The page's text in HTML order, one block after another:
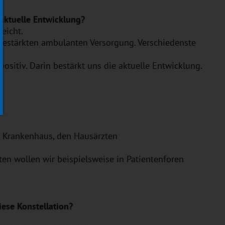
Entwicklung?
ambulanten Versorgung. Verschiedenste
Darin bestärkt uns die aktuelle Entwicklung.
den Hausärzten
wollen wir beispielsweise in Patientenforen
Konstellation?